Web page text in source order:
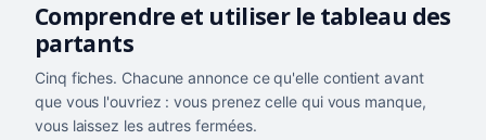
Comprendre et utiliser le tableau des
partants
Cinq fiches. Chacune annonce ce qu'elle contient avant
que vous l'ouvriez : vous prenez celle qui vous manque,
vous laissez les autres fermées.